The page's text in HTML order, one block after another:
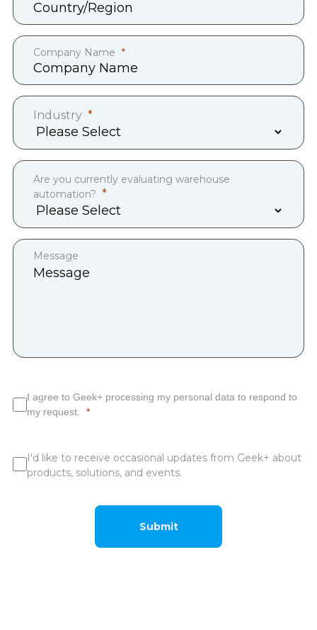
Company Name
Industry
Are you currently evaluating warehouse
automation?
Message
I agree to Geek+ processing my personal data to respond to
my request.
I'd like to receive occasional updates from Geek+ about
products, solutions, and events.
Submit